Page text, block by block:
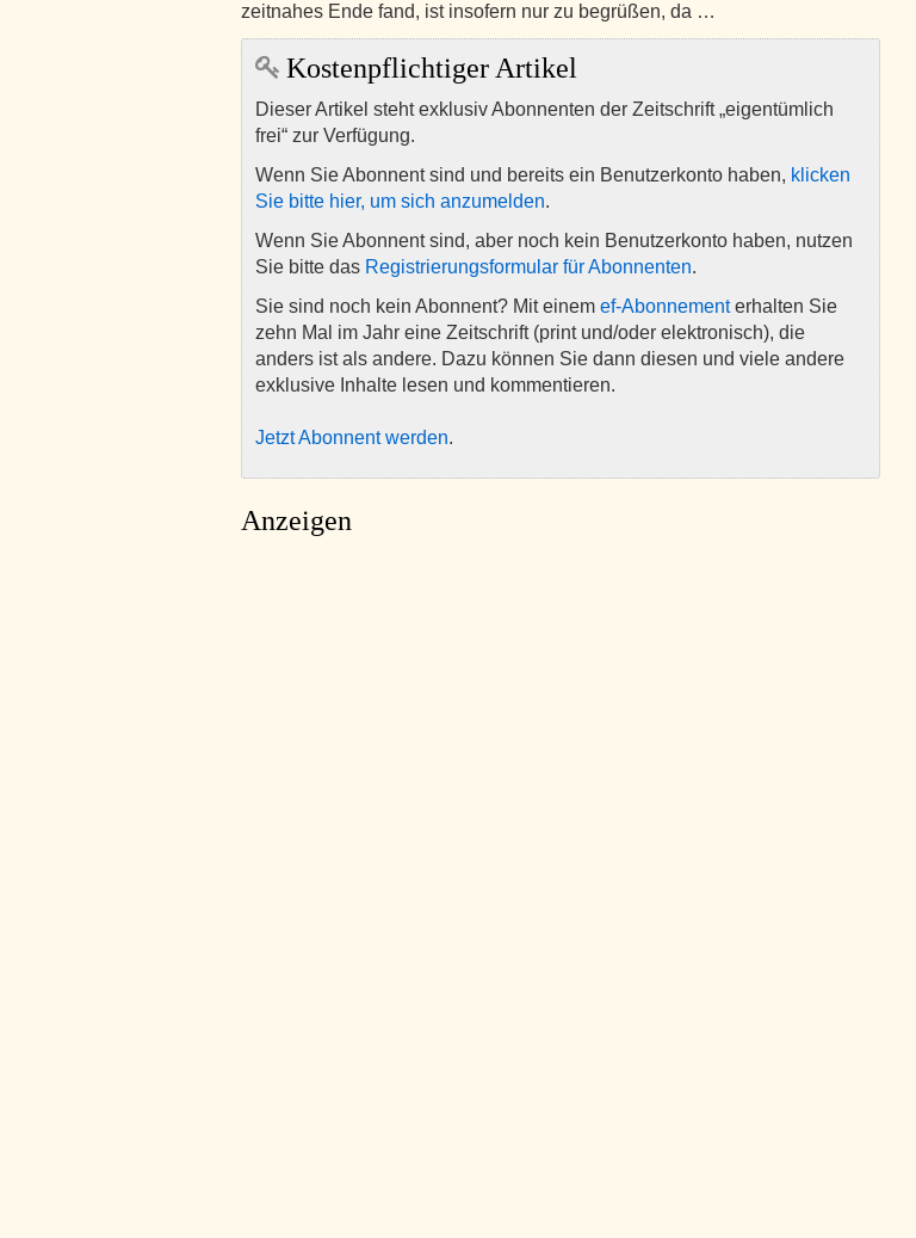
zeitnahes Ende fand, ist insofern nur zu begrüßen, da …
Kostenpflichtiger Artikel
Dieser Artikel steht exklusiv Abonnenten der Zeitschrift „eigentümlich
frei“ zur Verfügung.
Wenn Sie Abonnent sind und bereits ein Benutzerkonto haben, klicken
Sie bitte hier, um sich anzumelden.
Wenn Sie Abonnent sind, aber noch kein Benutzerkonto haben, nutzen
Sie bitte das Registrierungsformular für Abonnenten.
Sie sind noch kein Abonnent? Mit einem ef-Abonnementerhalten Sie
zehn Mal im Jahr eine Zeitschrift (print und/oder elektronisch), die
anders ist als andere. Dazu können Sie dann diesen und viele andere
exklusive Inhalte lesen und kommentieren.
Jetzt Abonnent werden.
Anzeigen